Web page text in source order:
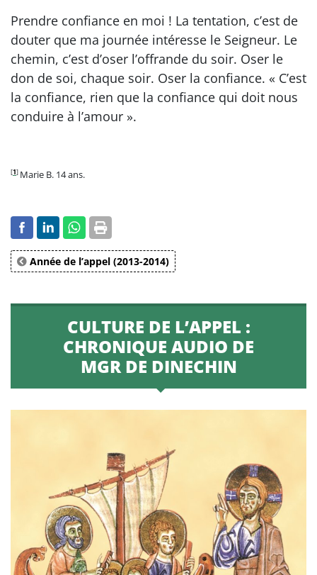
Prendre confiance en moi ! La tentation, c’est de
douter que ma journée intéresse le Seigneur. Le
chemin, c’est d’oser l’offrande du soir. Oser le
don de soi, chaque soir. Oser la confiance. « C’est
la confiance, rien que la confiance qui doit nous
conduire à l’amour ».
[1] Marie B. 14 ans.
Année de l’appel (2013-2014)
CULTURE DE L’APPEL :
CHRONIQUE AUDIO DE
MGR DE DINECHIN